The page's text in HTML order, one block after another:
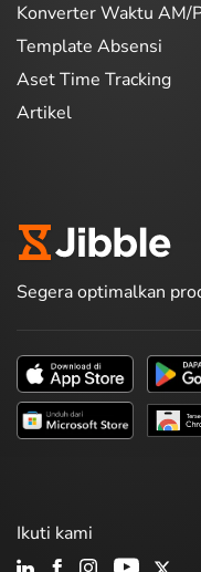
Konverter Waktu AM/
Template Absensi
Aset Time Tracking
Artikel
Segera optimalkan
Ikuti kami